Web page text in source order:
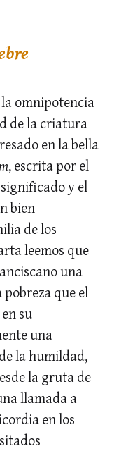
omnipotencia
de la criatura
en la bella
, escrita por el
y el
bien
de los
leemos que
una
que el
su
una
la humildad,
la gruta de
llamada a
en los